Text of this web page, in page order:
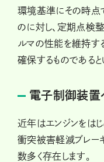
環境基準にその時点
のに対し、定期点検
ルマの性能を維持す
確保するものであると
電子制御装置
近年はエンジンをはじ
衝突被害軽減ブレー
数多く存在します。